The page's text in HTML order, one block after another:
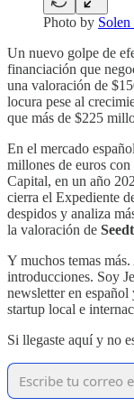
Photo by Solen
Un nuevo golpe de
financiación que
una valoración de
locura pese al
que más de $225
En el mercado
millones de euros
Capital, en un año
cierra el Expediente
despidos y analiza
la valoración de
Y muchos temas
introducciones. Soy
newsletter en español
startup local e
Si llegaste aquí y no